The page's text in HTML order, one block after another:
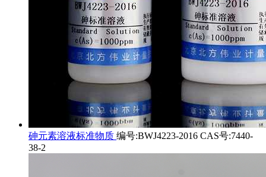
砷元素溶液标准物质 编号:BWJ4223-2016 CAS号:7440-
38-2